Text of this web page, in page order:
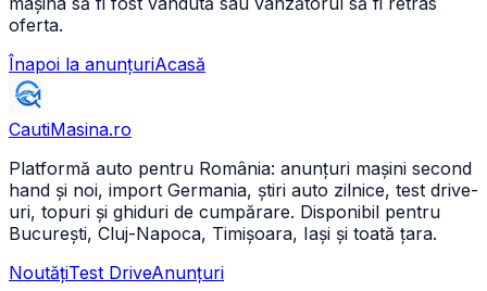
oferta.
Înapoi la anunțuriAcasă
CautiMasina.ro
Platformă auto pentru România: anunțuri mașini second
hand și noi, import Germania, știri auto zilnice, test drive-
uri, topuri și ghiduri de cumpărare. Disponibil pentru
București, Cluj-Napoca, Timișoara, Iași și toată țara.
NoutățiTest DriveAnunțuri